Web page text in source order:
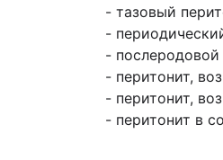
- тазовый
-
-
- перитонит,
- перитонит,
- перитонит в